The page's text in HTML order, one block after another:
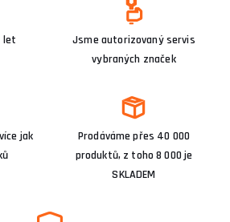
let
Jsme autorizovaný servis
vybraných značek
jak
Prodáváme přes 40 000
produktů, z toho 8 000 je
SKLADEM